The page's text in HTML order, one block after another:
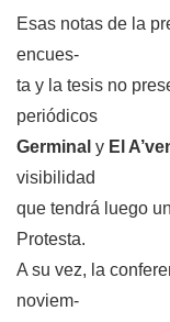
Esas notas de la
encues-
ta y la tesis no
periódicos
Germinal y El
visibilidad
que tendrá luego
Protesta.
A su vez, la
noviem-